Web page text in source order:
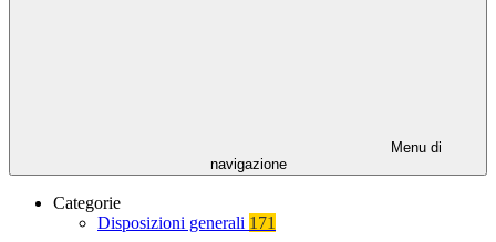
Menu di
navigazione
Categorie
Disposizioni generali 171